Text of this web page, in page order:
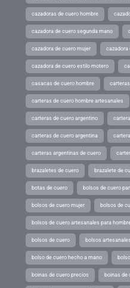
cazadoras de cuero hombre
cazadora de cuero segunda mano
cazadora de cuero mujer cazadora
cazadora de cuero estilo motero
casacas de cuero hombre
carteras de cuero hombre artesanales
carteras de cuero argentino
carteras de cuero argentina
carteras argentinas de cuero
brazaletes de cuero brazalete de
botas de cuero bolsos de cuero
bolsos de cuero mujer bolsos de
bolsos de cuero artesanales para
bolsos de cuero bolsos
bolso de cuero hecho a mano
boinas de cuero precios boinas de